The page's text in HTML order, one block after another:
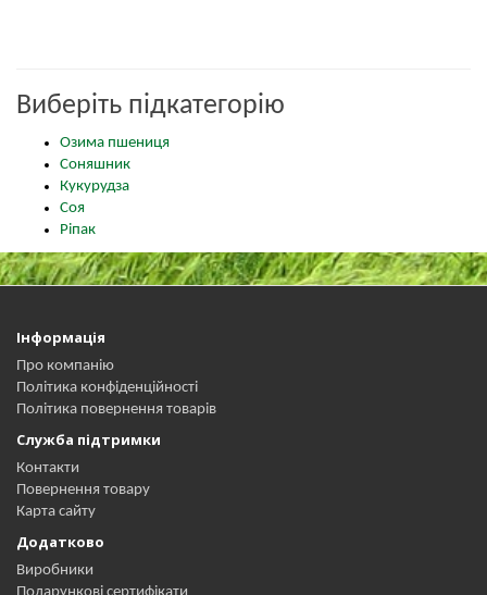
Виберіть підкатегорію
Озима пшениця
Соняшник
Кукурудза
Соя
Ріпак
Інформація
Про компанію
Політика конфіденційності
Політика повернення товарів
Служба підтримки
Контакти
Повернення товару
Карта сайту
Додатково
Виробники